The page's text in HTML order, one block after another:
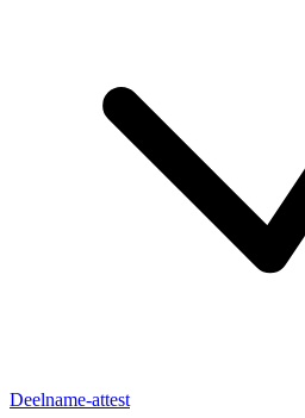
Deelname-attest